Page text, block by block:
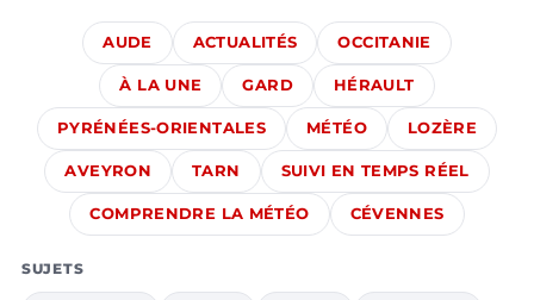
AUDE ACTUALITÉS OCCITANIE
À LA UNE GARD HÉRAULT
PYRÉNÉES-ORIENTALES MÉTÉO LOZÈRE
AVEYRON TARN SUIVI EN TEMPS RÉEL
COMPRENDRE LA MÉTÉO CÉVENNES
SUJETS